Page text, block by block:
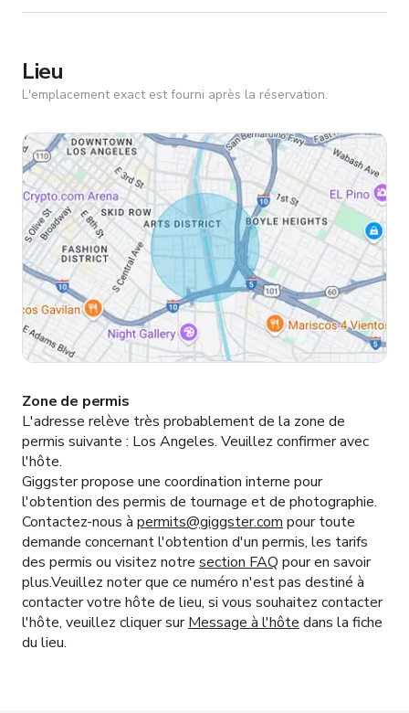
Lieu
L'emplacement exact est fourni après la réservation.
Zone de permis
L'adresse relève très probablement de la zone de
permis suivante : Los Angeles. Veuillez confirmer avec
l'hôte.
Giggster propose une coordination interne pour
l'obtention des permis de tournage et de photographie.
Contactez-nous à permits@giggster.com pour toute
demande concernant l'obtention d'un permis, les tarifs
des permis ou visitez notre section FAQ pour en savoir
plus.Veuillez noter que ce numéro n'est pas destiné à
contacter votre hôte de lieu, si vous souhaitez contacter
l'hôte, veuillez cliquer surMessage à l'hôte dans la fiche
du lieu.